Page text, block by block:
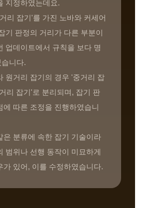
지정하였는데요.
리 잡기'를 가진 노바와 커세어
기 판정의 거리가 다른 부분이
업데이트에서 규칙을 보다 명
니다.
원거리 잡기의 경우 '중거리 잡
리 잡기'로 분리되며, 잡기 판
에 따른 조정을 진행하였습니
은 분류에 속한 잡기 기술이라
범위나 선행 동작이 미묘하게
가 있어, 이를 수정하였습니다.